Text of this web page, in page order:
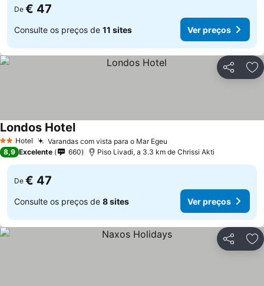
De € 47
Consulte os preços de 11 sites Ver preços
Partilhar
2 Estrelas
Hotel Varandas com vista para o Mar Egeu
Londos Hotel
8,9 Excelente 660 Piso Livadi, a 3.3 km de Chrissi Akti
De € 47
Consulte os preços de 8 sites Ver preços
Partilhar